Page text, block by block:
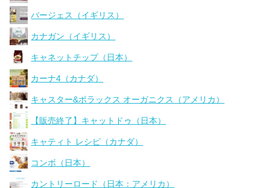
バージェス（イギリス）
カナガン（イギリス）
キャネットチップ（日本）
カーナ4（カナダ）
キャスター&ポラックス オーガニクス（アメリカ）
【販売終了】キャットドゥ（日本）
キャティト レシピ（カナダ）
コンボ（日本）
カントリーロード（日本：アメリカ）